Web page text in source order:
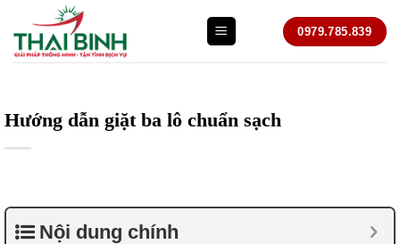
qua
nội
0979.785.839
Hướng dẫn giặt ba lô chuẩn sạch
Nội dung chính